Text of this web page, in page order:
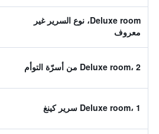
Deluxe room، نوع السرير غير
معروف
Deluxe room، 2 من أسرّة التوأم
Deluxe room، 1 سرير كينغ